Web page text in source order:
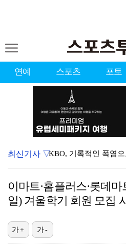
연예 스포츠 포토
최신기사 ▽
이마트·홈플러스·롯데
일) 겨울학기 회원 모집
가+ 가-